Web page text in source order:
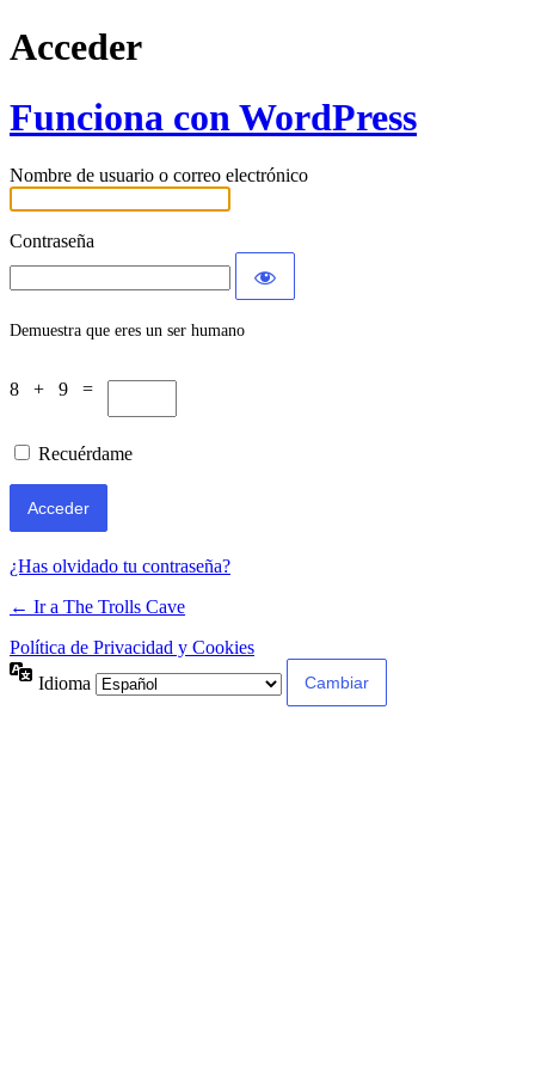
Acceder
Funciona con WordPress
Nombre de usuario o correo electrónico
Contraseña
Demuestra que eres un ser humano
8 + 9 =
Recuérdame
¿Has olvidado tu contraseña?
← Ir a The Trolls Cave
Política de Privacidad y Cookies
Idioma